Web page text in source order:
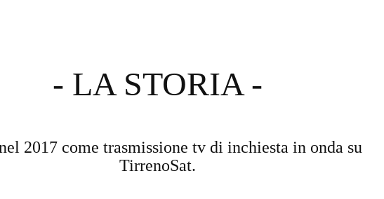
- LA STORIA -
2017 come trasmissione tv di inchiesta in onda su
TirrenoSat.